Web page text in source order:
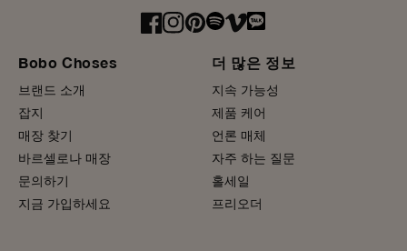
Bobo Choses
브랜드 소개
잡지
매장 찾기
바르셀로나 매장
문의하기
지금 가입하세요
더 많은 정보
지속 가능성
제품 케어
언론 매체
자주 하는 질문
홀세일
프리오더